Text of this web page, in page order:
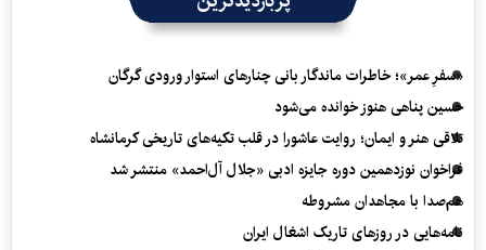
«سفرِ عمر»؛ خاطرات ماندگار بانی چنارهای استوار ورودی گرگان
حسین پناهی هنوز خوانده می‌شود
تلاقی هنر و ایمان؛ روایت عاشورا در قلب تکیه‌های تاریخی کرمانشاه
فراخوان نوزدهمین دوره جایزه ادبی «جلال آل‌احمد» منتشر شد
هم‌صدا با مجاهدان مشروطه
نامه‌هایی در روزهای تاریک اشغال ایران